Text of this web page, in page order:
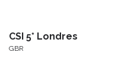
CSI 5* Londres
GBR